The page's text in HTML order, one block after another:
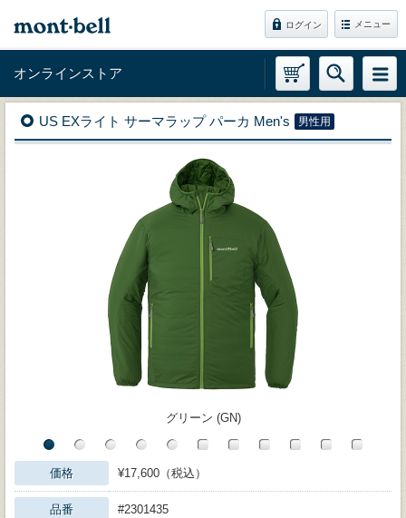
ログイン メニュー
オンラインストア
US EXライト サーマラップ パーカ Men's 男性用
グリーン (GN)
価格 ¥17,600（税込）
品番 #2301435